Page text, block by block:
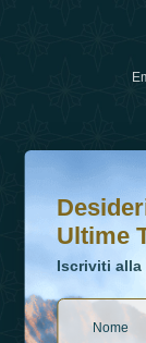
Desideri
Iscriviti alla
Ultime
Iscriviti alla